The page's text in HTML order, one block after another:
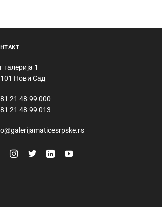
галерија 1
Нови Сад
21 48 99 000
21 48 99 013